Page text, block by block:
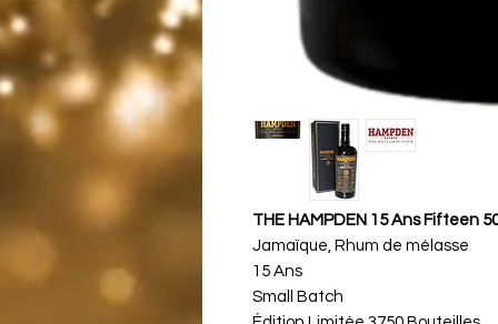
THE HAMPDEN 15 Ans Fifteen
Jamaïque, Rhum de mélasse
15 Ans
Small Batch